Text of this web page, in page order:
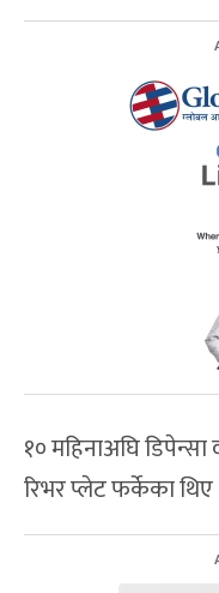
१० महिनाअघि
रिभर प्लेट फर्केका थिए